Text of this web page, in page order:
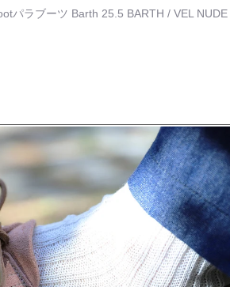
パラブーツ Barth 25.5 BARTH / VEL